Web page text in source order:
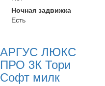
Ночная задвижка
Есть
АРГУС ЛЮКС
ПРО 3К Тори
Софт милк